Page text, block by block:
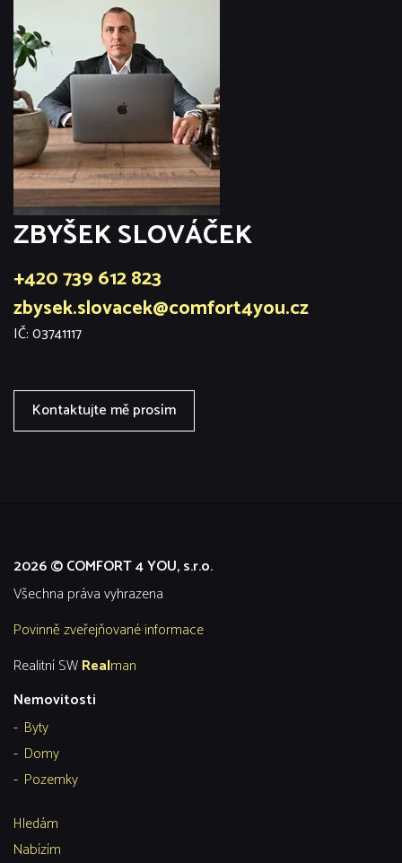
ZBYŠEK SLOVÁČEK
+420 739 612 823
zbysek.slovacek@comfort4you.cz
IČ: 03741117
Kontaktujte mě prosím
2026 © COMFORT 4 YOU, s.r.o.
všechna práva vyhrazena
Povinně zveřejňované informace
Realitní SWRealman
Nemovitosti
Byty
Domy
Pozemky
Hledám
Nabízím